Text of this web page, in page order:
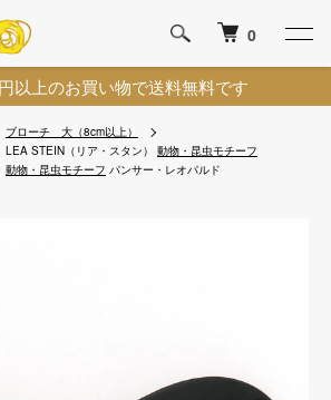
以上のお買い物で送料無料です
0
ブローチ 大（8cm以上）
LEA STEIN（リア・スタン）
動物・昆虫モチーフ
動物・昆虫モチーフ パンサー・レオパルド